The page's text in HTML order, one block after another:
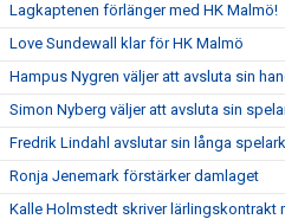
Lagkaptenen förlänger med HK Malmö!
Love Sundewall klar för HK Malmö
Hampus Nygren väljer att avsluta sin
Simon Nyberg väljer att avsluta sin
Fredrik Lindahl avslutar sin långa
Ronja Jenemark förstärker damlaget
Kalle Holmstedt skriver lärlingskontrakt